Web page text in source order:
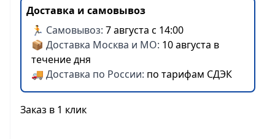
Доставка и самовывоз
🏃 Самовывоз: 7 августа с 14:00
📦 Доставка Москва и МО: 10 августа в
течение дня
🚚 Доставка по России: по тарифам СДЭК
Заказ в 1 клик